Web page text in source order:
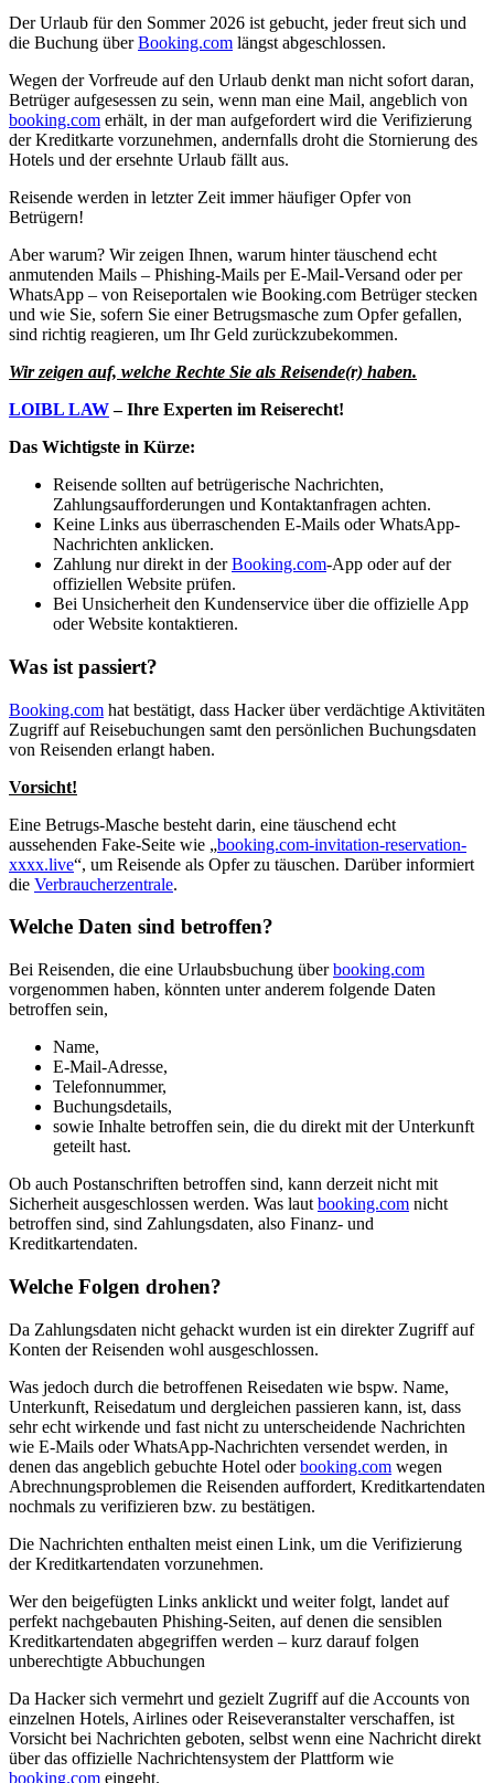
Der Urlaub für den Sommer 2026 ist gebucht, jeder freut sich und
die Buchung überBooking.com längst abgeschlossen.
Wegen der Vorfreude auf den Urlaub denkt man nicht sofort daran,
Betrüger aufgesessen zu sein, wenn man eine Mail, angeblich von
booking.com erhält, in der man aufgefordert wird die Verifizierung
der Kreditkarte vorzunehmen, andernfalls droht die Stornierung des
Hotels und der ersehnte Urlaub fällt aus.
Reisende werden in letzter Zeit immer häufiger Opfer von
Betrügern!
Aber warum? Wir zeigen Ihnen, warum hinter täuschend echt
anmutenden Mails – Phishing-Mails per E-Mail-Versand oder per
WhatsApp – von Reiseportalen wie Booking.com Betrüger stecken
und wie Sie, sofern Sie einer Betrugsmasche zum Opfer gefallen,
sind richtig reagieren, um Ihr Geld zurückzubekommen.
Wir zeigen auf, welche Rechte Sie als Reisende(r) haben.
LOIBL LAW– Ihre Experten im Reiserecht!
Das Wichtigste in Kürze:
Reisende sollten auf betrügerische Nachrichten,
Zahlungsaufforderungen und Kontaktanfragen achten.
Keine Links aus überraschenden E-Mails oder WhatsApp-
Nachrichten anklicken.
Zahlung nur direkt in derBooking.com-App oder auf der
offiziellen Website prüfen.
Bei Unsicherheit den Kundenservice über die offizielle App
oder Website kontaktieren.
Was ist passiert?
Booking.com hat bestätigt, dass Hacker über verdächtige Aktivitäten
Zugriff auf Reisebuchungen samt den persönlichen Buchungsdaten
von Reisenden erlangt haben.
Vorsicht!
Eine Betrugs-Masche besteht darin, eine täuschend echt
aussehenden Fake-Seite wie „booking.com-invitation-reservation-
xxxx.live“, um Reisende als Opfer zu täuschen. Darüber informiert
die Verbraucherzentrale.
Welche Daten sind betroffen?
Bei Reisenden, die eine Urlaubsbuchung überbooking.com
vorgenommen haben, könnten unter anderem folgende Daten
betroffen sein,
Name,
E-Mail-Adresse,
Telefonnummer,
Buchungsdetails,
sowie Inhalte betroffen sein, die du direkt mit der Unterkunft
geteilt hast.
Ob auch Postanschriften betroffen sind, kann derzeit nicht mit
Sicherheit ausgeschlossen werden. Was laut booking.com nicht
betroffen sind, sind Zahlungsdaten, also Finanz- und
Kreditkartendaten.
Welche Folgen drohen?
Da Zahlungsdaten nicht gehackt wurden ist ein direkter Zugriff auf
Konten der Reisenden wohl ausgeschlossen.
Was jedoch durch die betroffenen Reisedaten wie bspw. Name,
Unterkunft, Reisedatum und dergleichen passieren kann, ist, dass
sehr echt wirkende und fast nicht zu unterscheidende Nachrichten
wie E-Mails oder WhatsApp-Nachrichten versendet werden, in
denen das angeblich gebuchte Hotel oderbooking.com wegen
Abrechnungsproblemen die Reisenden auffordert, Kreditkartendaten
nochmals zu verifizieren bzw. zu bestätigen.
Die Nachrichten enthalten meist einen Link, um die Verifizierung
der Kreditkartendaten vorzunehmen.
Wer den beigefügten Links anklickt und weiter folgt, landet auf
perfekt nachgebauten Phishing-Seiten, auf denen die sensiblen
Kreditkartendaten abgegriffen werden – kurz darauf folgen
unberechtigte Abbuchungen
Da Hacker sich vermehrt und gezielt Zugriff auf die Accounts von
einzelnen Hotels, Airlines oder Reiseveranstalter verschaffen, ist
Vorsicht bei Nachrichten geboten, selbst wenn eine Nachricht direkt
über das offizielle Nachrichtensystem der Plattform wie
booking.com eingeht.